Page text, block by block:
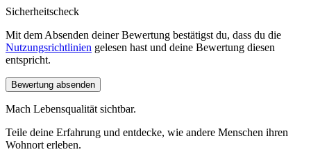
Sicherheitscheck
Mit dem Absenden deiner Bewertung bestätigst du, dass du die
Nutzungsrichtlinien gelesen hast und deine Bewertung diesen
entspricht.
Bewertung absenden
Mach Lebensqualität sichtbar.
Teile deine Erfahrung und entdecke, wie andere Menschen ihren
Wohnort erleben.